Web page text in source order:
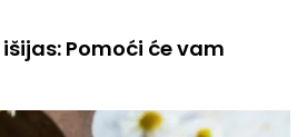
Pomoći će vam